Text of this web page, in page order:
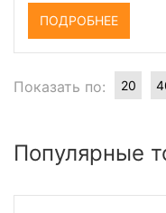
ПОДРОБНЕЕ
Показать по: 20
Популярные